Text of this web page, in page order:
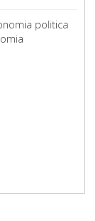
politica